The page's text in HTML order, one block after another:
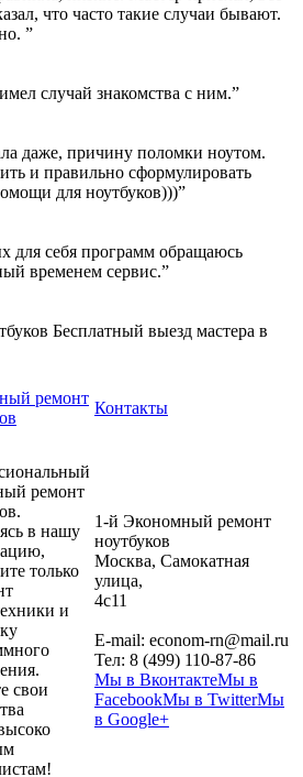
что часто такие случаи бывают.
”
случай знакомства с ним.”
даже, причину поломки ноутом.
и правильно сформулировать
для ноутбуков)))”
для себя программ обращаюсь
временем сервис.”
Бесплатный выезд мастера в
ремонт
Контакты
ремонт
в нашу
только
и
свои
1-й Экономный ремонт
ноутбуков
Москва, Самокатная
улица,
4с11
E-mail: econom-rn@mail.ru
Тел: 8 (499) 110-87-86
Мы в ВконтактеМы в
FacebookМы в TwitterМы
в Google+